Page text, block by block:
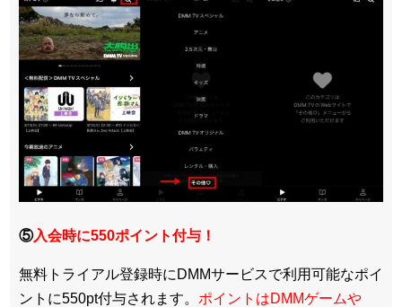
⑤入会時に550ポイント付与！
無料トライアル登録時にDMMサービスで利用可能なポイ
ントに550pt付与されます。 ポイントはDMMゲームや